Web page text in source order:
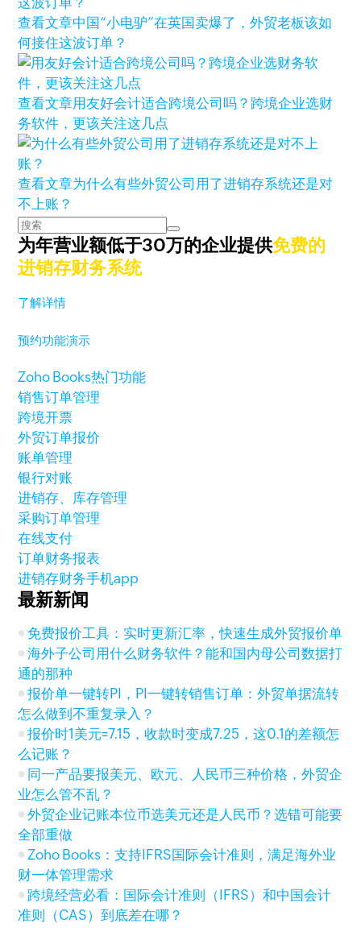
查看文章中国“小电驴”在英国卖爆了，外贸老板该如
何接住这波订单？
查看文章用友好会计适合跨境公司吗？跨境企业选财
务软件，更该关注这几点
查看文章为什么有些外贸公司用了进销存系统还是对
不上账？
为年营业额低于30万的企业提供免费的
进销存财务系统
了解详情
预约功能演示
Zoho Books热门功能
销售订单管理
跨境开票
外贸订单报价
账单管理
银行对账
进销存、库存管理
采购订单管理
在线支付
订单财务报表
进销存财务手机app
最新新闻
免费报价工具：实时更新汇率，快速生成外贸报价单
海外子公司用什么财务软件？能和国内母公司数据打
通的那种
报价单一键转PI，PI一键转销售订单：外贸单据流转
怎么做到不重复录入？
报价时1美元=7.15，收款时变成7.25，这0.1的差额怎
么记账？
同一产品要报美元、欧元、人民币三种价格，外贸企
业怎么管不乱？
外贸企业记账本位币选美元还是人民币？选错可能要
全部重做
Zoho Books：支持IFRS国际会计准则，满足海外业
财一体管理需求
跨境经营必看：国际会计准则（IFRS）和中国会计
准则（CAS）到底差在哪？